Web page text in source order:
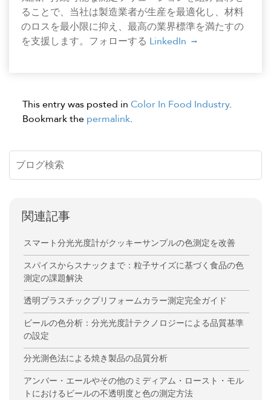
ることで、当社は製造業者が生産を最適化し、材料
のロスを最小限に抑え、最高の業界標準を満たすの
を支援します。フォローする LinkedIn
This entry was posted in Color In Food Industry.
Bookmark the permalink.
関連記事
スマート分光光度計がクッキーサンプルの色測定を改善
スパイスからスナックまで：粒子サイズに基づく食品の色
測定の課題解決
透明プラスチックプリフォームカラー測定完全ガイド
ビールの色分析：分光光度計テクノロジーによる品質基準
の設定
分光測色法による焼き製品の品質分析
アンバー・エールやその他のミディアム・ロースト・モル
トにおけるビールの不透明度と色の測定方法